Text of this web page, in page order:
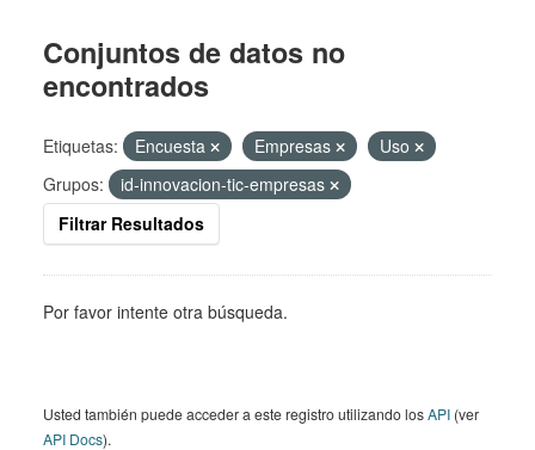
Conjuntos de datos no
encontrados
Etiquetas: Encuesta Empresas
Uso
Grupos:
id-innovacion-tic-empresas
Filtrar Resultados
Por favor intente otra búsqueda.
Usted también puede acceder a este registro utilizando losAPI (ver
API Docs).